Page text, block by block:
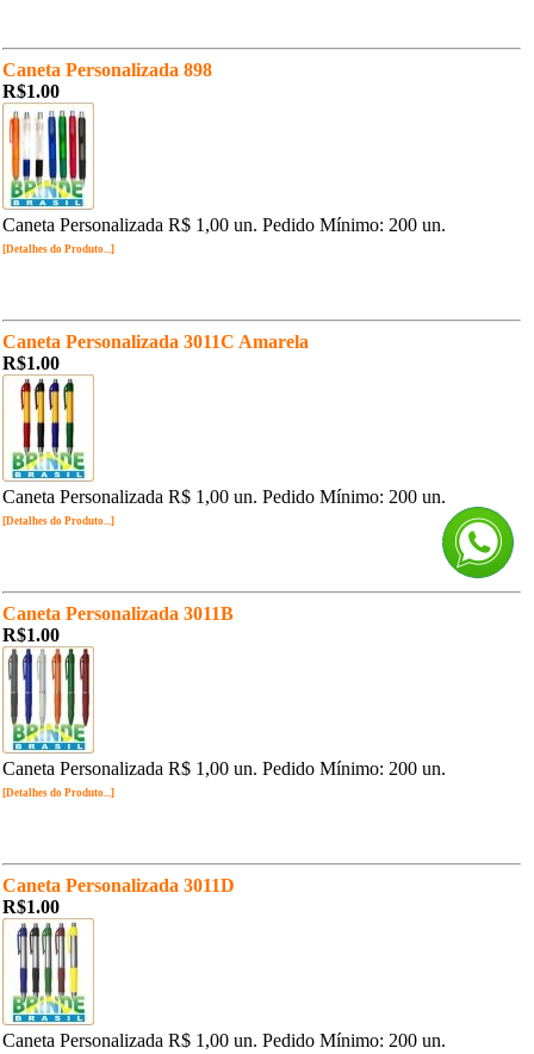
Caneta Personalizada 898
R$1.00
Caneta Personalizada R$ 1,00 un. Pedido Mínimo: 200 un.
[Detalhes do Produto...]
Caneta Personalizada 3011C Amarela
R$1.00
Caneta Personalizada R$ 1,00 un. Pedido Mínimo: 200 un.
[Detalhes do Produto...]
Caneta Personalizada 3011B
R$1.00
Caneta Personalizada R$ 1,00 un. Pedido Mínimo: 200 un.
[Detalhes do Produto...]
Caneta Personalizada 3011D
R$1.00
Caneta Personalizada R$ 1,00 un. Pedido Mínimo: 200 un.